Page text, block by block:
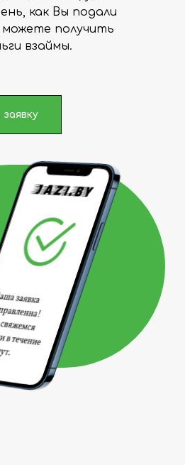
как Вы подали
можете получить
взаймы.